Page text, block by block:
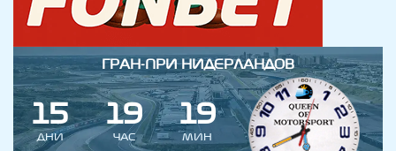
ГРАН-ПРИ НИДЕРЛАНДОВ
15
ДНИ
19
ЧАС
18
9
МИН